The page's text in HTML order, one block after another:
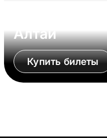
Алтай
Купить билеты